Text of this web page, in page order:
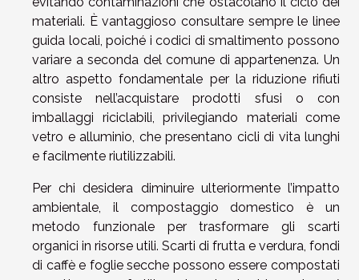
materiali. È vantaggioso consultare sempre le linee
guida locali, poiché i codici di smaltimento possono
variare a seconda del comune di appartenenza. Un
altro aspetto fondamentale per la riduzione rifiuti
consiste nell’acquistare prodotti sfusi o con
imballaggi riciclabili, privilegiando materiali come
vetro e alluminio, che presentano cicli di vita lunghi
e facilmente riutilizzabili.
Per chi desidera diminuire ulteriormente l’impatto
ambientale, il compostaggio domestico è un
metodo funzionale per trasformare gli scarti
organici in risorse utili. Scarti di frutta e verdura, fondi
di caffè e foglie secche possono essere compostati